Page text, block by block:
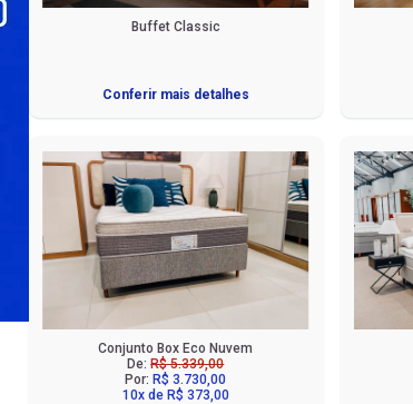
Buffet Classic
Conferir mais detalhes
Conjunto Box Eco Nuvem
De:R$ 5.339,00
Por: R$ 3.730,00
10x de R$ 373,00